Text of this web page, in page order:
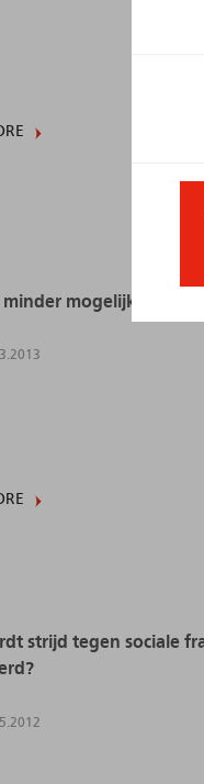
mogelijkheden?
strijd tegen sociale